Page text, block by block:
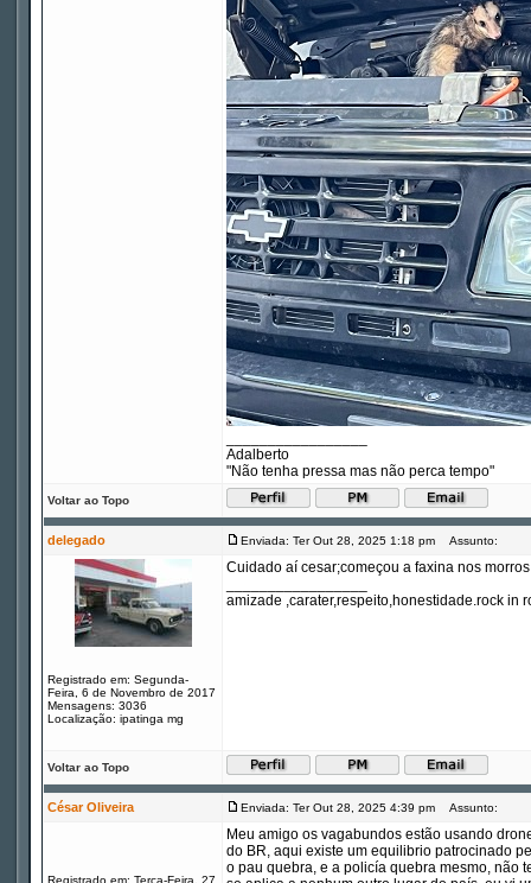
Adalberto
"Não tenha pressa mas não perca tempo"
Voltar ao Topo
delegado Enviada: Ter Out 28, 2025 1:18 pm Assunto:
Registrado em: Segunda-
Feira, 6 de Novembro de 2017
Mensagens: 3036
Localização: ipatinga mg
Cuidado aí cesar;começou a faxina nos
amizade ,carater,respeito,honestidade.rock in
Voltar ao Topo
César Oliveira Enviada: Ter Out 28, 2025 4:39 pm Assunto:
Registrado em: Terça-Feira, 27
Meu amigo os vagabundos estão usando
do BR, aqui existe um equilibrio patrocinado
o pau quebra, e a policía quebra mesmo, não